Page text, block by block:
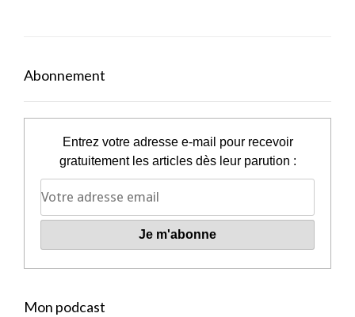
Abonnement
Entrez votre adresse e-mail pour recevoir
gratuitement les articles dès leur parution :
Mon podcast